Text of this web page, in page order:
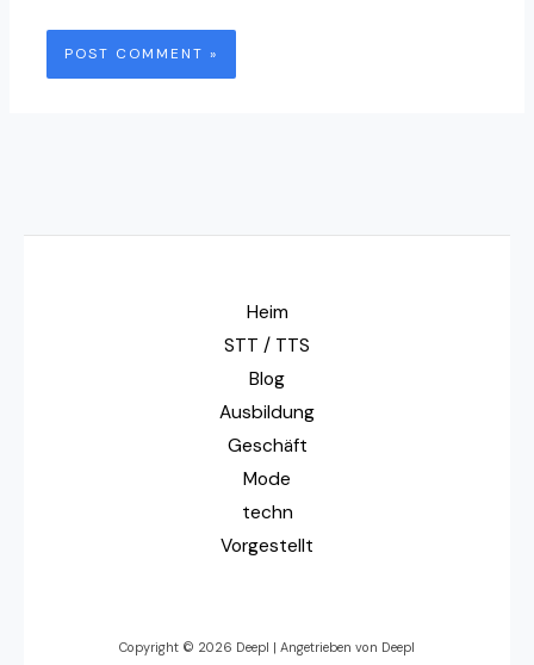
Heim
STT / TTS
Blog
Ausbildung
Geschäft
Mode
techn
Vorgestellt
Copyright © 2026 Deepl | Angetrieben von Deepl